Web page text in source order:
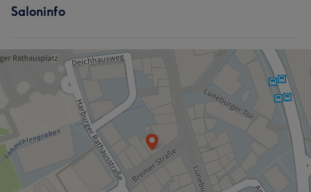
Was unsere Kunden über Anastasia sagen
Portfolio
Saloninfo